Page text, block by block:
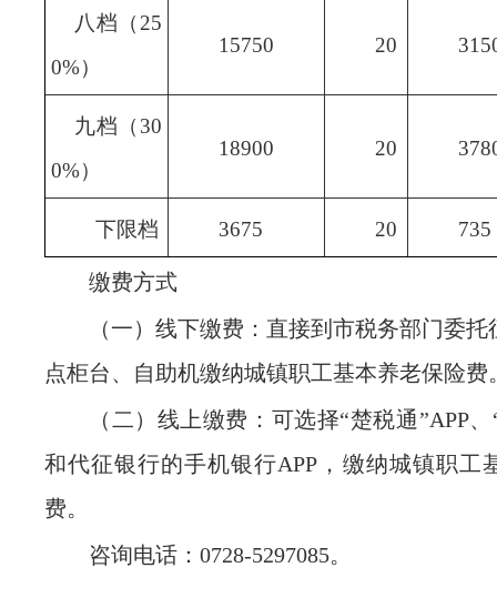
八档（25
0%）
15750 20
九档（30
0%）
18900 20
下限档 3675 20 735
缴费方式
（一）线下缴费：直接到市税务部门委
点柜台、自助机缴纳城镇职工基本养老保险费
（二）线上缴费：可选择“楚税通”APP
和代征银行的手机银行APP，缴纳城镇职工
费。
咨询电话：0728-5297085。